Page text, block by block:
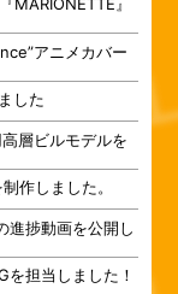
』
アニメカバー
した
層ビルモデルを
作しました。
進捗動画を公開し
を担当しました！